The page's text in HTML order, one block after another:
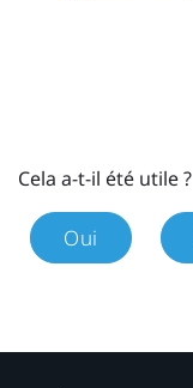
Cela a-t-il été utile ?
Oui